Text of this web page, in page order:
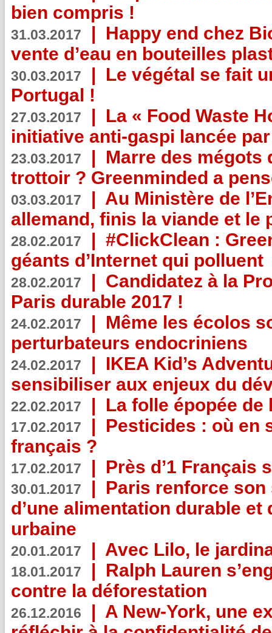
bien compris !
31.03.2017 | Happy end chez
vente d’eau en bouteilles
30.03.2017 | Le végétal se fait
Portugal !
27.03.2017 | La « Food Waste
initiative anti-gaspi lancée
23.03.2017 | Marre des mégots
trottoir ? Greenminded a
03.03.2017 | Au Ministère de
allemand, finis la viande et le
28.02.2017 | #ClickClean :
géants d’Internet qui polluent
28.02.2017 | Candidatez à la
Paris durable 2017 !
24.02.2017 | Même les écolos
perturbateurs endocriniens
24.02.2017 | IKEA Kid’s
sensibiliser aux enjeux du
22.02.2017 | La folle épopée de
17.02.2017 | Pesticides : où en
français ?
17.02.2017 | Près d’1 Français
30.01.2017 | Paris renforce
d’une alimentation durable et
urbaine
20.01.2017 | Avec Lilo, le
18.01.2017 | Ralph Lauren
contre la déforestation
26.12.2016 | A New-York, une